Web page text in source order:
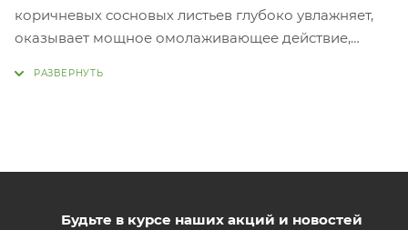
коричневых сосновых листьев глубоко увлажняет,
оказывает мощное омолаживающее действие,
отбеливает, повышает упругость и
Нанести небольшое количество средства на
Будьте в курсе наших акций и новостей